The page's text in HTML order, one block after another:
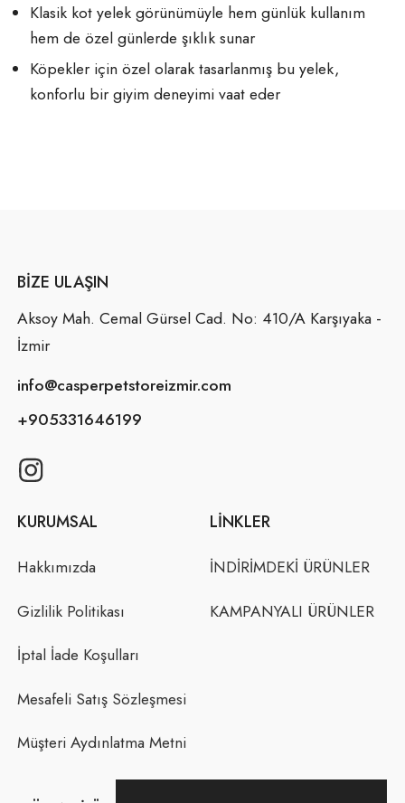
Klasik kot yelek görünümüyle hem günlük kullanım
hem de özel günlerde şıklık sunar
Köpekler için özel olarak tasarlanmış bu yelek,
konforlu bir giyim deneyimi vaat eder
BIZE ULAŞIN
Aksoy Mah. Cemal Gürsel Cad. No: 410/A Karşıyaka -
İzmir
info@casperpetstoreizmir.com
+905331646199
KURUMSAL
Hakkımızda
Gizlilik Politikası
İptal İade Koşulları
Mesafeli Satış Sözleşmesi
Müşteri Aydınlatma Metni
LINKLER
İNDİRİMDEKİ ÜRÜNLER
KAMPANYALI ÜRÜNLER